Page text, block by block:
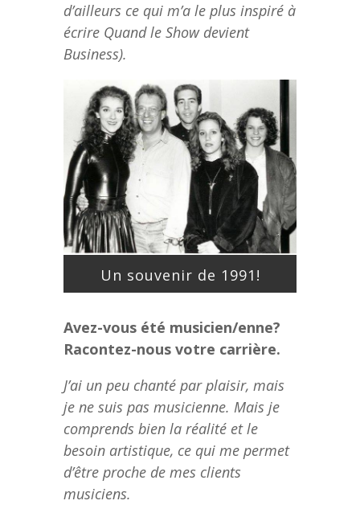
d’ailleurs ce qui m’a le plus inspiré à
écrire Quand le Show devient
Business).
Un souvenir de 1991!
Avez-vous été musicien/enne?
Racontez-nous votre carrière.
J’ai un peu chanté par plaisir, mais
je ne suis pas musicienne. Mais je
comprends bien la réalité et le
besoin artistique, ce qui me permet
d’être proche de mes clients
musiciens.